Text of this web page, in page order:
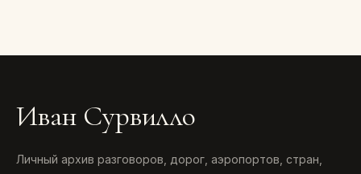
Иван Сурвилло
Личный архив разговоров, дорог, аэропортов, стран,